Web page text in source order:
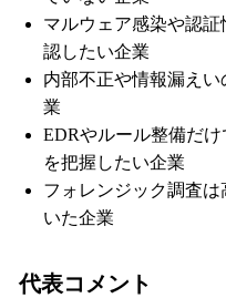
マルウェア感染や認
認したい企業
内部不正や情報漏え
業
EDRやルール整備だ
を把握したい企業
フォレンジック調査
いた企業
代表コメント